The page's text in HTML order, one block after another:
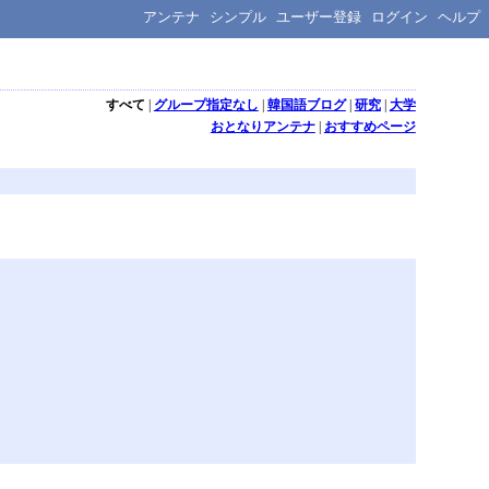
アンテナ シンプル ユーザー登録 ログイン ヘルプ
すべて | グループ指定なし | 韓国語ブログ| 研究| 大学
おとなりアンテナ| おすすめページ